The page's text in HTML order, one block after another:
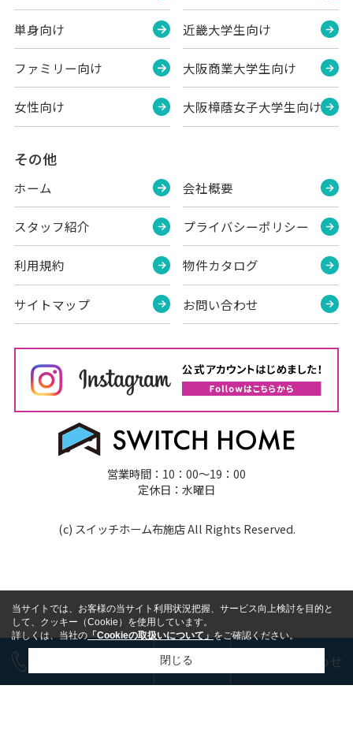
単身向け
ファミリー向け
女性向け
近畿大学生向け
大阪商業大学生向け
大阪樟蔭女子大学生向け
その他
ホーム
スタッフ紹介
利用規約
サイトマップ
会社概要
プライバシーポリシー
物件カタログ
お問い合わせ
営業時間：10：00～19：00
定休日：水曜日
(c) スイッチホーム布施店 All Rights Reserved.
LINE お問い合わせ
当サイトでは、お客様の当サイト利用状況把握、サービス向上検討を目的と
して、クッキー（Cookie）を使用しています。
詳しくは、当社の「Cookieの取扱いについて」をご確認ください。
閉じる